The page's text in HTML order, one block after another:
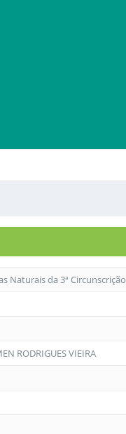
Naturais da 3ª Circunscrição
RODRIGUES VIEIRA